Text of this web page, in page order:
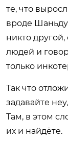
те, что
вроде
никто
людей и
только
Так что
задавайте
Там, в этом
их и найдёте.